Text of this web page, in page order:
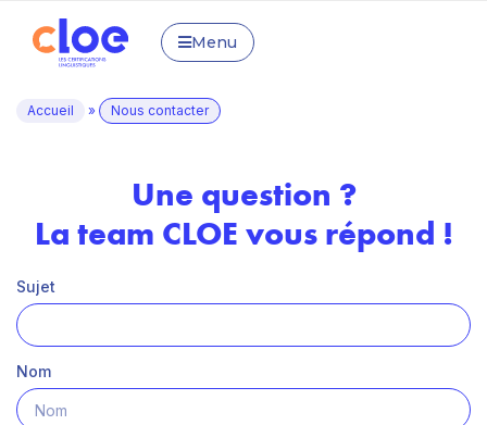
Menu
Accueil » Nous contacter
Une question ?
La team CLOE vous répond !
Sujet
Nom